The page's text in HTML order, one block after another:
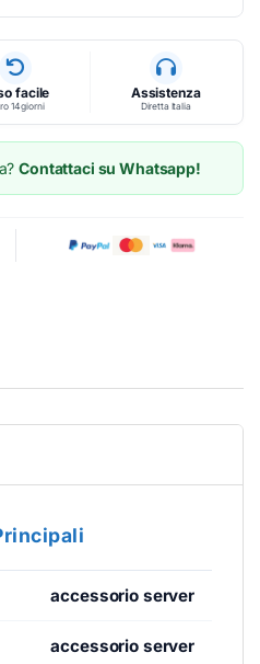
facile
14 giorni
Assistenza
Diretta Italia
Contattaci su Whatsapp!
accessorio server
accessorio server